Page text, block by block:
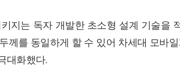
지는 독자 개발한 초소형 설계 기술을
께를 동일하게 할 수 있어 차세대 모바
대화했다.